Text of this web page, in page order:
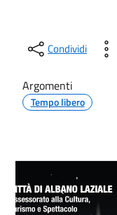
Condividi
Argomenti
Tempo libero